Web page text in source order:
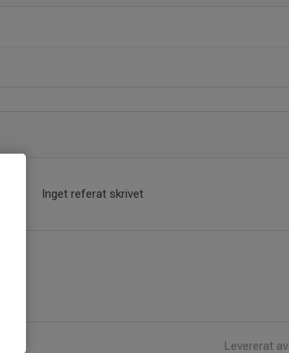
Inget referat skrivet
Levererat av